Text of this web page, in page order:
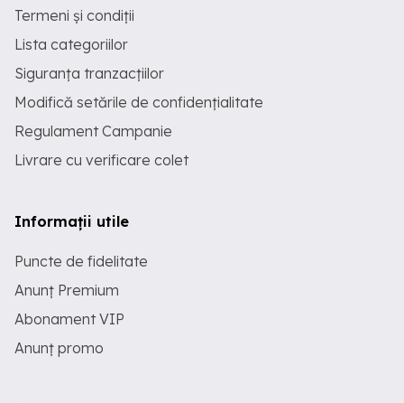
Termeni și condiții
Lista categoriilor
Siguranța tranzacțiilor
Modifică setările de confidențialitate
Regulament Campanie
Livrare cu verificare colet
Informații utile
Puncte de fidelitate
Anunț Premium
Abonament VIP
Anunț promo